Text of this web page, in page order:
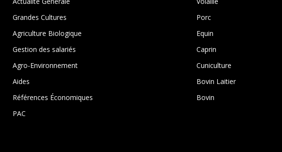
Grandes Cultures
Agriculture Biologique
Gestion des salariés
Agro-Environnement
Aides
Références Économiques
PAC
Porc
Equin
Caprin
Cuniculture
Bovin Laitier
Bovin